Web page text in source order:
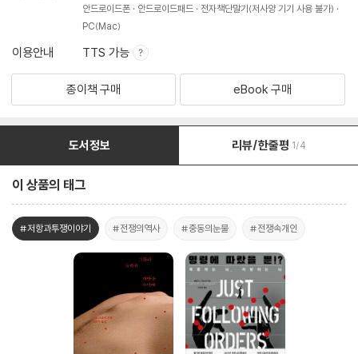
안드로이드폰
안드로이드패드
전자책단말기(저사양 기기 사용 불가)
PC(Mac)
이용안내 TTS 가능
종이책 구매 eBook 구매
도서정보 리뷰/한줄평 1/4
이 상품의 태그
#저항과투쟁이야기 #전쟁의역사 #중동의눈물 #전쟁속개인